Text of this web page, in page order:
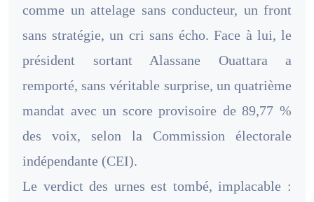
comme un attelage sans conducteur, un front
sans stratégie, un cri sans écho. Face à lui, le
président sortant Alassane Ouattara a
remporté, sans véritable surprise, un quatrième
mandat avec un score provisoire de 89,77 %
des voix, selon la Commission électorale
indépendante (CEI).
Le verdict des urnes est tombé, implacable :